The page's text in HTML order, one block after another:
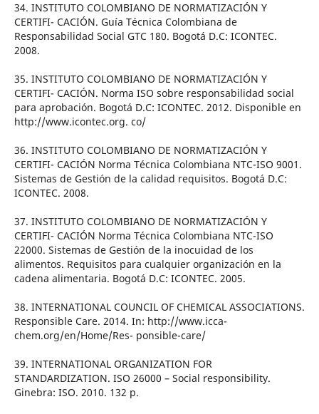
34. INSTITUTO COLOMBIANO DE NORMATIZACIÓN Y
CERTIFI- CACIÓN. Guía Técnica Colombiana de
Responsabilidad Social GTC 180. Bogotá D.C: ICONTEC.
2008.
35. INSTITUTO COLOMBIANO DE NORMATIZACIÓN Y
CERTIFI- CACIÓN. Norma ISO sobre responsabilidad social
para aprobación. Bogotá D.C: ICONTEC. 2012. Disponible en
http://www.icontec.org. co/
36. INSTITUTO COLOMBIANO DE NORMATIZACIÓN Y
CERTIFI- CACIÓN Norma Técnica Colombiana NTC-ISO 9001.
Sistemas de Gestión de la calidad requisitos. Bogotá D.C:
ICONTEC. 2008.
37. INSTITUTO COLOMBIANO DE NORMATIZACIÓN Y
CERTIFI- CACIÓN Norma Técnica Colombiana NTC-ISO
22000. Sistemas de Gestión de la inocuidad de los
alimentos. Requisitos para cualquier organización en la
cadena alimentaria. Bogotá D.C: ICONTEC. 2005.
38. INTERNATIONAL COUNCIL OF CHEMICAL ASSOCIATIONS.
Responsible Care. 2014. In: http://www.icca-
chem.org/en/Home/Res- ponsible-care/
39. INTERNATIONAL ORGANIZATION FOR
STANDARDIZATION. ISO 26000 – Social responsibility.
Ginebra: ISO. 2010. 132 p.